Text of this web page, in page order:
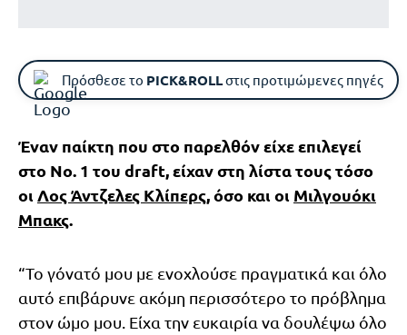
Πρόσθεσε το PICK&ROLLστις προτιμώμενες πηγές
Έναν παίκτη που στο παρελθόν είχε επιλεγεί
στο Νο. 1 του draft, είχαν στη λίστα τους τόσο
οι Λος Άντζελες Κλίπερς, όσο και οι Μιλγουόκι
Μπακς.
“Το γόνατό μου με ενοχλούσε πραγματικά και όλο
αυτό επιβάρυνε ακόμη περισσότερο το πρόβλημα
στον ώμο μου. Είχα την ευκαιρία να δουλέψω όλο